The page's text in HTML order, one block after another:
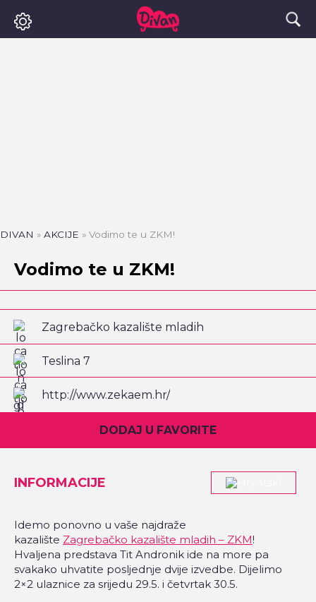
DIVAN » AKCIJE » Vodimo te u ZKM!
Vodimo te u ZKM!
Zagrebačko kazalište mladih
Teslina 7
http://www.zekaem.hr/
DODAJ U FAVORITE
INFORMACIJE
Idemo ponovno u vaše najdraže
kazalište Zagrebačko kazalište mladih – ZKM!
Hvaljena predstava Tit Andronik ide na more pa
svakako uhvatite posljednje dvije izvedbe. Dijelimo
2×2 ulaznice za srijedu 29.5. i četvrtak 30.5.